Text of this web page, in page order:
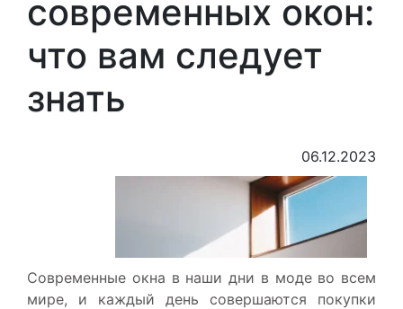
современных окон:
что вам следует
знать
06.12.2023
Современные окна в наши дни в моде во всем
мире, и каждый день совершаются покупки